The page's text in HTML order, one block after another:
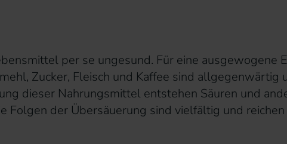
per se ungesund. Für eine ausgewogene
Zucker, Fleisch und Kaffee sind
dieser Nahrungsmittel entstehen Säuren und
Folgen der Übersäuerung sind vielfältig und